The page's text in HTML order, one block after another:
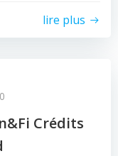
lire plus
Crédits